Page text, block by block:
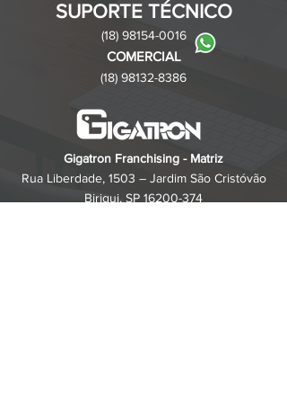
SUPORTE TÉCNICO
(18) 98154-0016
COMERCIAL
(18) 98132-8386
Gigatron Franchising - Matriz
Rua Liberdade, 1503 – Jardim São Cristóvão
Birigui, SP 16200-374